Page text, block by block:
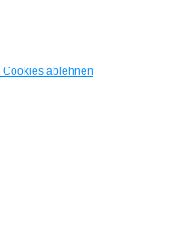
Cookies ablehnen